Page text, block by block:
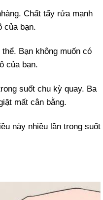
Chất tẩy rửa mạnh
của bạn.
Bạn không muốn có
của bạn.
suốt chu kỳ quay. Ba
mất cân bằng.
này nhiều lần trong suốt